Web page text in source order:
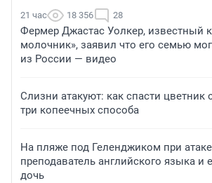
21 час 18 356 28
Фермер Джастас Уолкер, известный
молочник», заявил что его семью
из России — видео
Слизни атакуют: как спасти цветник
три копеечных способа
На пляже под Геленджиком при
преподаватель английского языка и
дочь